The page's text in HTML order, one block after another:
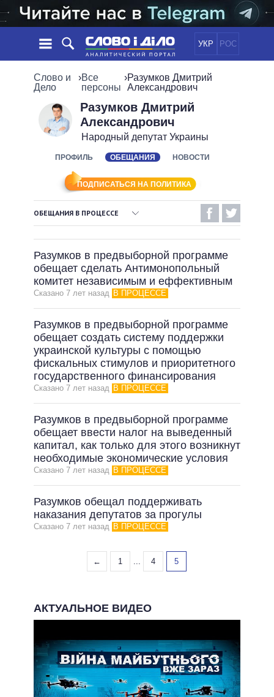
УКР РОС
НОВОСТИ
ЛЕНТА
СОБЫТИЯ
МНЕНИЯ
ОБЗОРЫ
ДАЙДЖЕСТЫ
ПОЛИТИКА
ЭКОНОМИКА
ОБЩЕСТВО
МИР
ОБЕЩАНИЯ
ПОЛИТИКИ
ВСЕ ПОЛИТИКИ
ПРЕЗИДЕНТ И ОФИС
ВЕРХОВНАЯ РАДА
КАБИНЕТ МИНИСТРОВ
ВСЕ ПЕРСОНЫ
ИНФОГРАФИКА
ВИДЕО
ПОДДЕРЖАТЬ
СРАВНЕНИЕ ПОЛИТИКОВ
Слово и
Дело
›Все
персоны
›Разумков Дмитрий
Александрович
Разумков Дмитрий
Александрович
Народный депутат Украины
ПРОФИЛЬ ОБЕЩАНИЯ НОВОСТИ
ПОДПИСАТЬСЯ НА ПОЛИТИКА
ОБЕЩАНИЯ В ПРОЦЕССЕ
НЕВЫПОЛНЕННЫЕ ОБЕЩАНИЯ
ОБЕЩАНИЯ В ПРОЦЕССЕ
ВСЕ ОБЕЩАНИЯ
АРХИВНЫЕ ОБЕЩАНИЯ
Разумков в предвыборной программе
обещает сделать Антимонопольный
комитет независимым и еффективным
Сказано 7 лет назад В ПРОЦЕССЕ
Разумков в предвыборной программе
обещает создать систему поддержки
украинской культуры с помощью
фискальных стимулов и приоритетного
государственного финансирования
Сказано 7 лет назад В ПРОЦЕССЕ
Разумков в предвыборной программе
обещает ввести налог на выведенный
капитал, как только для этого возникнут
необходимые экономические условия
Сказано 7 лет назад В ПРОЦЕССЕ
Разумков обещал поддерживать
наказания депутатов за прогулы
Сказано 7 лет назад В ПРОЦЕССЕ
← 1 ... 4 5
АКТУАЛЬНОЕ ВИДЕО